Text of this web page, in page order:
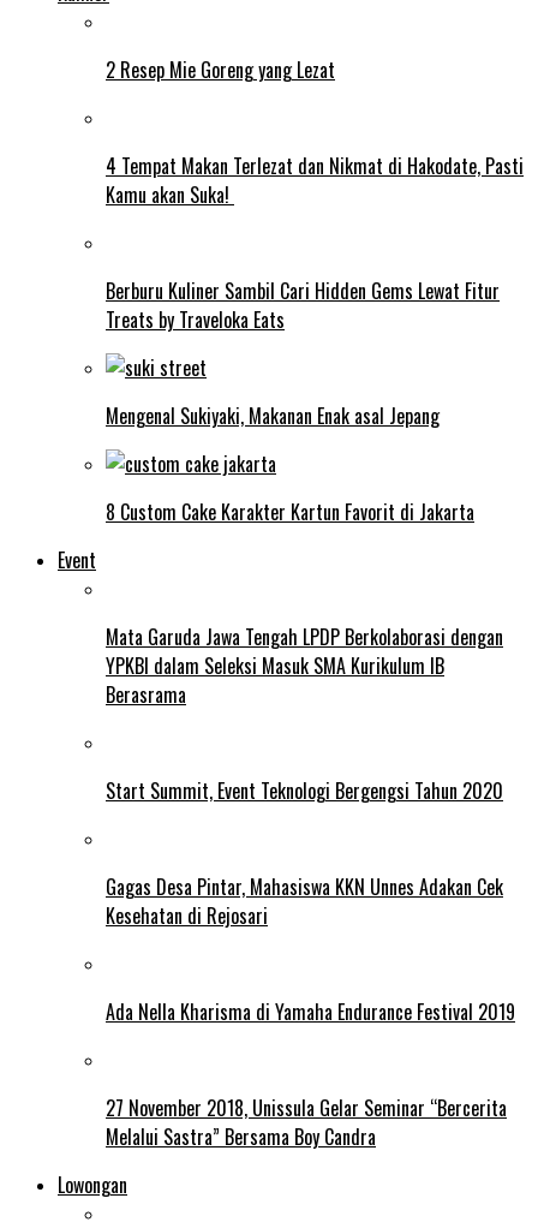
2 Resep Mie Goreng yang Lezat
4 Tempat Makan Terlezat dan Nikmat di Hakodate, Pasti
Kamu akan Suka!
Berburu Kuliner Sambil Cari Hidden Gems Lewat Fitur
Treats by Traveloka Eats
Mengenal Sukiyaki, Makanan Enak asal Jepang
8 Custom Cake Karakter Kartun Favorit di Jakarta
Event
Mata Garuda Jawa Tengah LPDP Berkolaborasi dengan
YPKBI dalam Seleksi Masuk SMA Kurikulum IB
Berasrama
Start Summit, Event Teknologi Bergengsi Tahun 2020
Gagas Desa Pintar, Mahasiswa KKN Unnes Adakan Cek
Kesehatan di Rejosari
Ada Nella Kharisma di Yamaha Endurance Festival 2019
27 November 2018, Unissula Gelar Seminar “Bercerita
Melalui Sastra” Bersama Boy Candra
Lowongan